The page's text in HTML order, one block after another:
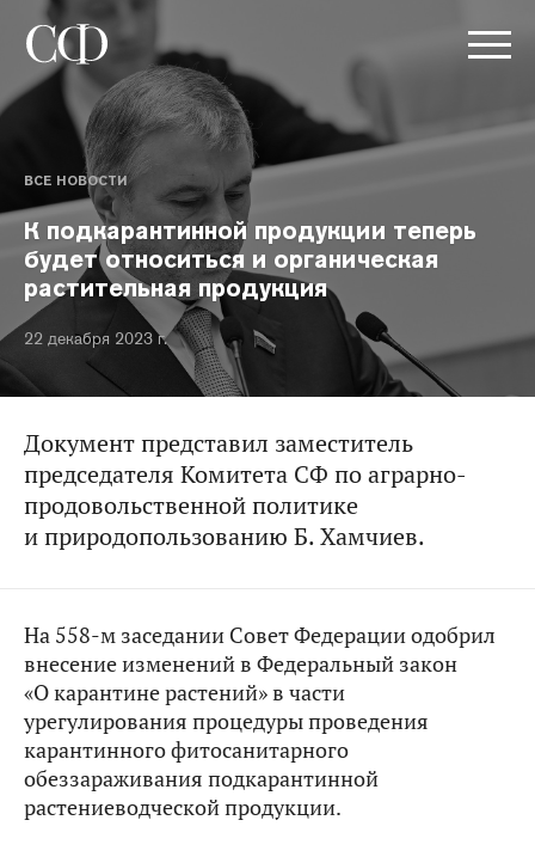
ВСЕ НОВОСТИ
К подкарантинной продукции теперь
будет относиться и органическая
растительная продукция
22 декабря 2023 г.
Документ представил заместитель
председателя Комитета СФ по аграрно-
продовольственной политике
и природопользованию Б. Хамчиев.
На 558-м заседании Совет Федерации одобрил
внесение изменений в Федеральный закон
«О карантине растений» в части
урегулирования процедуры проведения
карантинного фитосанитарного
обеззараживания подкарантинной
растениеводческой продукции.